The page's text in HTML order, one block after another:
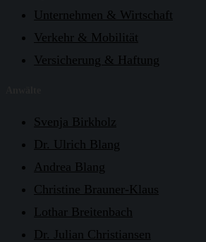
Unternehmen & Wirtschaft
Verkehr & Mobilität
Versicherung & Haftung
Svenja Birkholz
Dr. Ulrich Blang
Andrea Blang
Christine Brauner-Klaus
Lothar Breitenbach
Dr. Julian Christiansen